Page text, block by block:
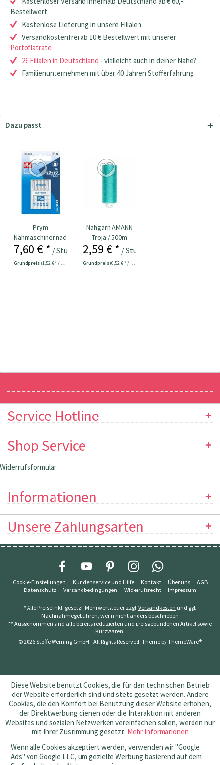
Bestellwert
Kostenlose Lieferung in unsere Filialen
Versandkostenfrei ab 10 € Bestellwert mit unserer
Portoflatrate
26 Filialen in Deutschland - vielleicht auch in deiner Nähe?
Familienunternehmen mit über 40 Jahren Stofferfahrung
Dazu passt
Prym
Nähmaschinennadeln
Overlock 80 + 90
7,60 € * / Stück
Grundpreis (1,52 € * / 1 Stück)
Nähgarn AMANN
Troja / 500m
türkis Col.1440
2,59 € * / Stück
Grundpreis (0,52 € * / 100 Meter)
Service Hotline
Shop Service
Widerrufsformular
Informationen
Unsere Zahlungsarten
Cookie-Einstellungen Kundenservice und Hilfe Kontakt Über uns
AGB
Datenschutz
Versandbedingungen Widerrufsrecht Impressum
* Alle Preise inkl. gesetzl. Mehrwertsteuer zzgl. Versandkosten und ggf.
Nachnahmegebühren, wenn nicht anders beschrieben
** Ausgenommen sind alle bereits reduzierten und preisgebundenen Artikel sowie
Kurzwaren.
© 2026 Stoffe Werning GmbH - All Rights Reserved. Theme byThemeWare®
Diese Website benutzt Cookies, die für den technischen Betrieb
der Website erforderlich sind und stets gesetzt werden. Andere
Cookies, die den Komfort bei Benutzung dieser Website erhöhen,
der Direktwerbung dienen oder die Interaktion mit anderen
Websites und sozialen Netzwerken vereinfachen sollen, werden nur
mit Ihrer Zustimmung gesetzt. Mehr Informationen
Wenn alle Cookies akzeptiert werden, verwenden wir "Google
Ads" von Google LLC, um gezielte Werbung basierend auf dem